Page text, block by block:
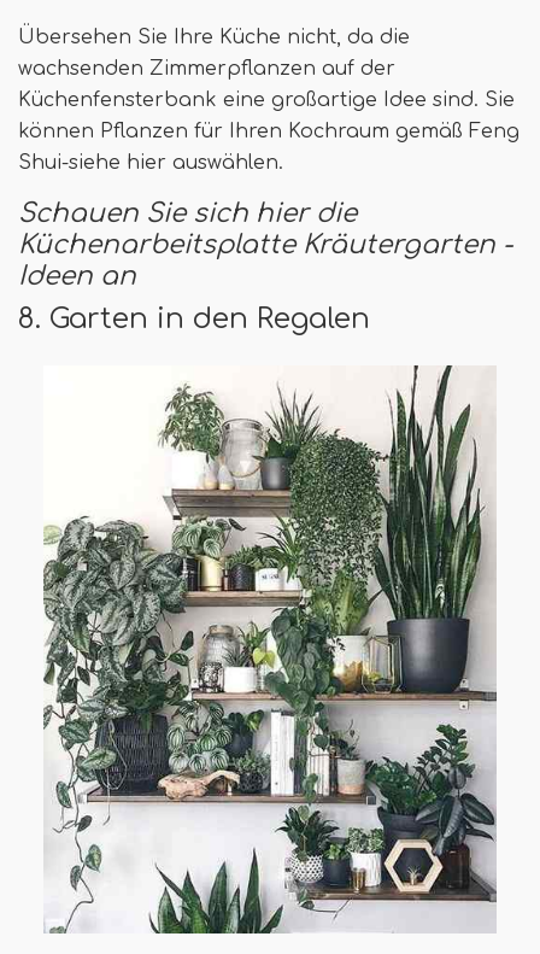
Übersehen Sie Ihre Küche nicht, da die
wachsenden Zimmerpflanzen auf der
Küchenfensterbank eine großartige Idee sind. Sie
können Pflanzen für Ihren Kochraum gemäß Feng
Shui-siehe hier auswählen.
Schauen Sie sich hier die
Küchenarbeitsplatte Kräutergarten -
Ideen an
8. Garten in den Regalen